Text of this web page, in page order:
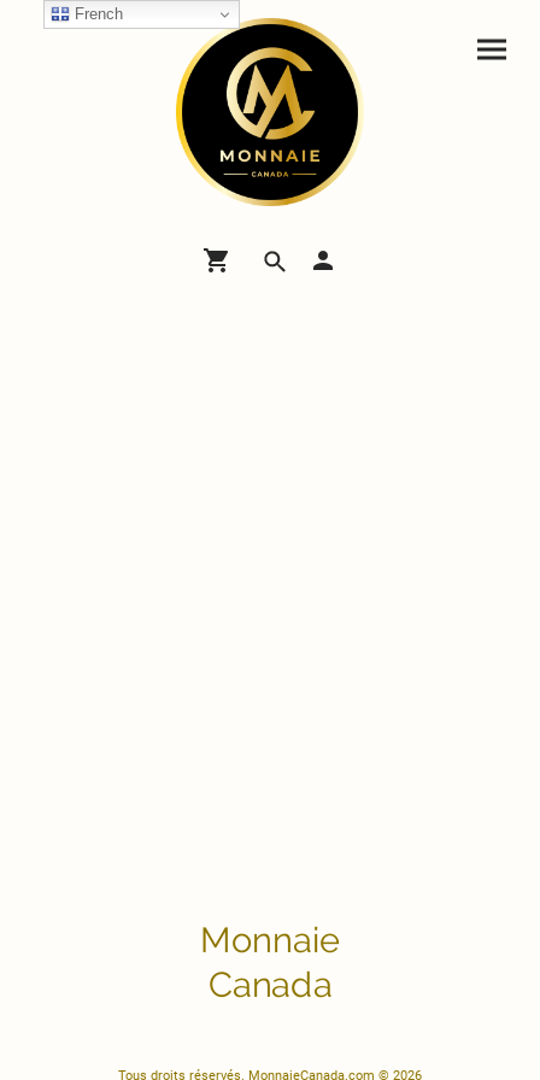
Monnaie
Canada
Tous droits réservés. MonnaieCanada.com © 2026
French